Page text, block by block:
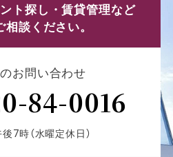
ト探し・賃貸管理など
談ください。
お問い合わせ
84-0016
7時（水曜定休日）